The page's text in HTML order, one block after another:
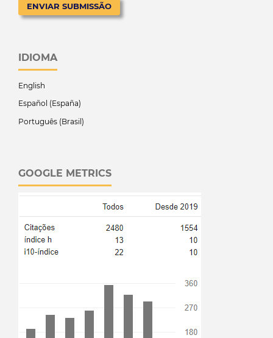
ENVIAR SUBMISSÃO
IDIOMA
English
Español (España)
Português (Brasil)
GOOGLE METRICS